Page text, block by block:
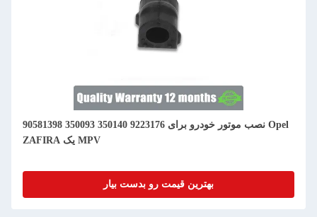
90581398 350093 350140 9223176 نصب موتور خودرو برای Opel
ZAFIRA یک MPV
بهترین قیمت رو بدست بیار